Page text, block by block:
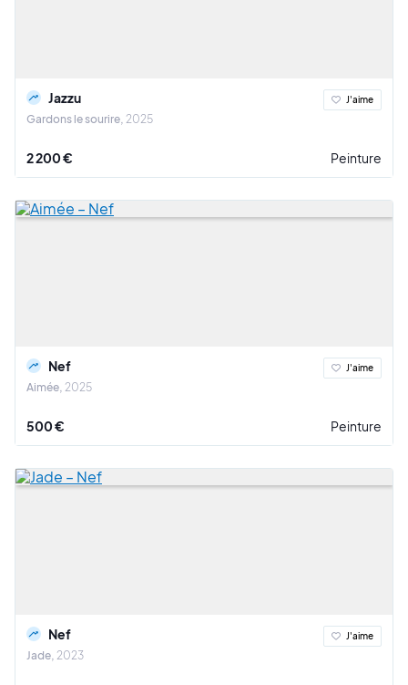
Jazzu
Gardons le sourire 2025
J'aime
2 200 € Peinture
Nef
Aimée 2025
J'aime
500 € Peinture
Nef
Jade 2023
J'aime